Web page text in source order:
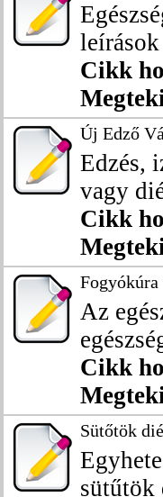
leírások
Cikk
Új Edző
Edzés,
vagy
Cikk
Fogyókúra
Az
Cikk
Sütőtök
sütűtök